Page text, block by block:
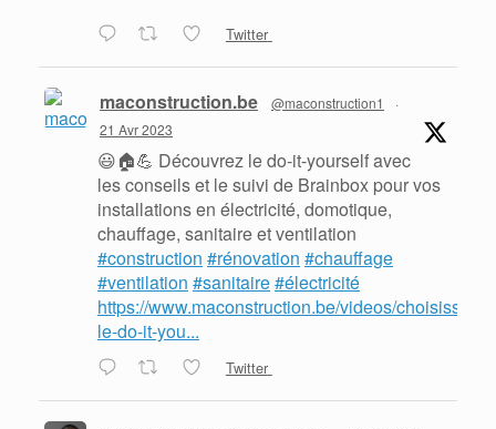
Twitter
maconstruction.be @maconstruction1
·
21 Avr 2023
😃🏠💪 Découvrez le do-it-yourself avec
les conseils et le suivi de Brainbox pour vos
installations en électricité, domotique,
chauffage, sanitaire et ventilation
#construction #rénovation #chauffage
#ventilation #sanitaire#électricité
https://www.maconstruction.be/videos/choisissez-
le-do-it-you...
Twitter